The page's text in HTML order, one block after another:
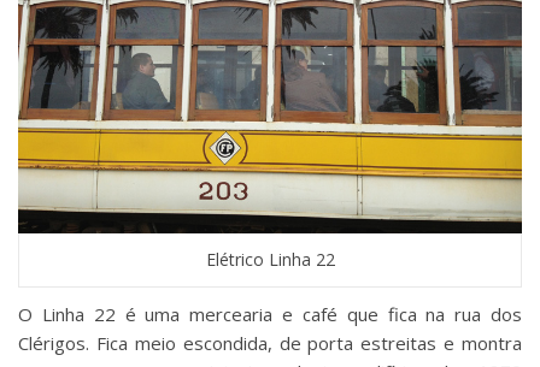
Elétrico Linha 22
O Linha 22 é uma mercearia e café que fica na rua dos
Clérigos. Fica meio escondida, de porta estreitas e montra